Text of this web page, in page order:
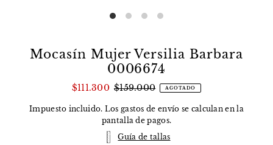
Mocasín Mujer Versilia Barbara
0006674
$111.300 $159.000 AGOTADO
Impuesto incluido. Los gastos de envío se calculan en la
pantalla de pagos.
Guía de tallas